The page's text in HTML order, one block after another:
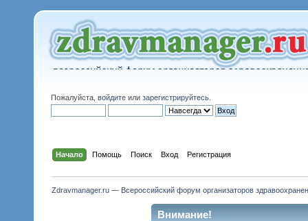
Пожалуйста, войдите или зарегистрируйтесь
Начало Помощь Поиск Вход Регистрация
Zdravmanager.ru — Всероссийский форум организаторов
Внимание!